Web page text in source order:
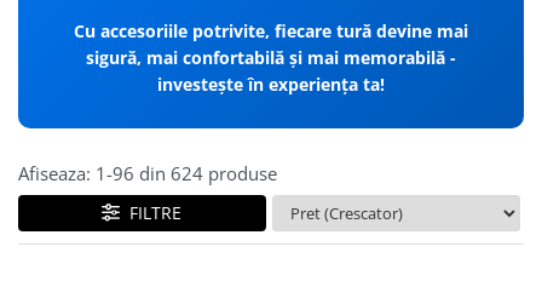
Cu accesoriile potrivite, fiecare tură devine mai
sigură, mai confortabilă și mai memorabilă -
investește în experiența ta!
Afiseaza: 1-96 din 624 produse
FILTRE